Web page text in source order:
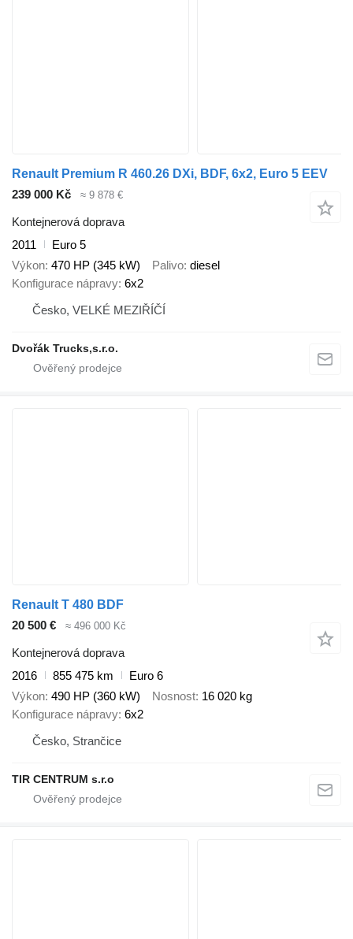
Renault Premium R 460.26 DXi, BDF, 6x2, Euro 5 EEV
239 000 Kč
≈ 9 878 €
Kontejnerová doprava
2011
Euro 5
Výkon 470 HP (345 kW) Palivo diesel
Konfigurace nápravy 6x2
Česko, VELKÉ MEZIŘÍČÍ
Dvořák Trucks,s.r.o.
Renault T 480 BDF
20 500 €
≈ 496 000 Kč
Kontejnerová doprava
2016
855 475 km
Euro 6
Výkon 490 HP (360 kW) Nosnost 16 020 kg
Konfigurace nápravy 6x2
Česko, Strančice
TIR CENTRUM s.r.o